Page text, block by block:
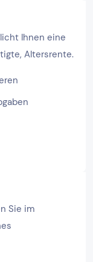
Ihnen eine
Altersrente.
Sie im